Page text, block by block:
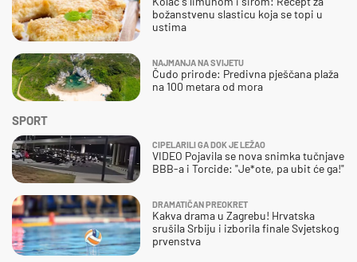
SPORT
CIPELARILI GA DOK JE LEŽAO
VIDEO Pojavila se nova snimka tučnjave
BBB-a i Torcide: "Je*ote, pa ubit će ga!"
DRAMATIČAN PREOKRET
Kakva drama u Zagrebu! Hrvatska
srušila Srbiju i izborila finale Svjetskog
prvenstva
božanstvenu slasticu koja se topi u
ustima
NAJMANJA NA SVIJETU
Čudo prirode: Predivna pješčana plaža
na 100 metara od mora